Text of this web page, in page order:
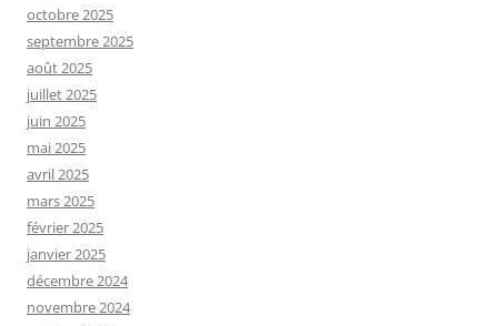
octobre 2025
septembre 2025
août 2025
juillet 2025
juin 2025
mai 2025
avril 2025
mars 2025
février 2025
janvier 2025
décembre 2024
novembre 2024